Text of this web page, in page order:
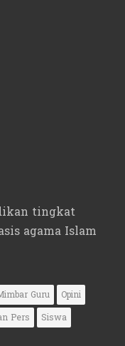
tingkat
agama Islam
Guru
Opini
Pers
Siswa